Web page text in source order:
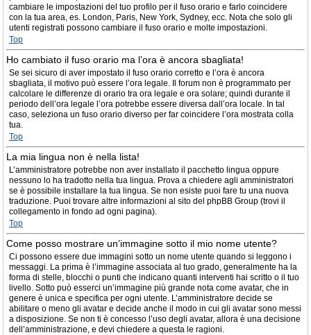
cambiare le impostazioni del tuo profilo per il fuso orario e farlo coincidere
con la tua area, es. London, Paris, New York, Sydney, ecc. Nota che solo gli
utenti registrati possono cambiare il fuso orario e molte impostazioni.
Top
Ho cambiato il fuso orario ma l’ora è ancora sbagliata!
Se sei sicuro di aver impostato il fuso orario corretto e l’ora è ancora
sbagliata, il motivo può essere l’ora legale. Il forum non è programmato per
calcolare le differenze di orario tra ora legale e ora solare; quindi durante il
periodo dell’ora legale l’ora potrebbe essere diversa dall’ora locale. In tal
caso, seleziona un fuso orario diverso per far coincidere l’ora mostrata colla
tua.
Top
La mia lingua non è nella lista!
L’amministratore potrebbe non aver installato il pacchetto lingua oppure
nessuno lo ha tradotto nella tua lingua. Prova a chiedere agli amministratori
se è possibile installare la tua lingua. Se non esiste puoi fare tu una nuova
traduzione. Puoi trovare altre informazioni al sito del phpBB Group (trovi il
collegamento in fondo ad ogni pagina).
Top
Come posso mostrare un’immagine sotto il mio nome utente?
Ci possono essere due immagini sotto un nome utente quando si leggono i
messaggi. La prima è l’immagine associata al tuo grado, generalmente ha la
forma di stelle, blocchi o punti che indicano quanti interventi hai scritto o il tuo
livello. Sotto può esserci un’immagine più grande nota come avatar, che in
genere è unica e specifica per ogni utente. L’amministratore decide se
abilitare o meno gli avatar e decide anche il modo in cui gli avatar sono messi
a disposizione. Se non ti è concesso l’uso degli avatar, allora è una decisione
dell’amministrazione, e devi chiedere a questa le ragioni.